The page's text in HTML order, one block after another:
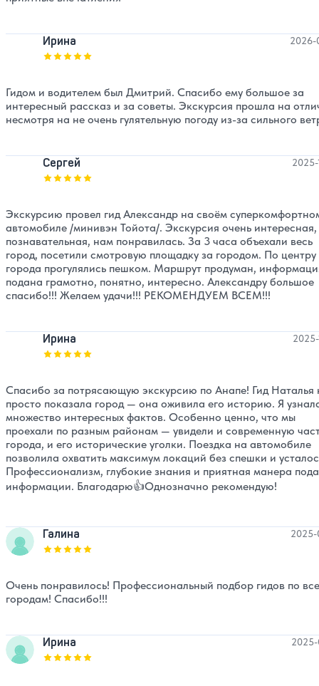
Ирина
Оценка, количество звезд:
2026-
Гидом и водителем был Дмитрий. Спасибо ему большое за
интересный рассказ и за советы. Экскурсия прошла на
несмотря на не очень гулятельную погоду из-за сильного
Сергей
Оценка, количество звезд:
Экскурсию провел гид Александр на своём
автомобиле /минивэн Тойота/. Экскурсия очень интересная,
познавательная, нам понравилась. За 3 часа объехали весь
город, посетили смотровую площадку за городом. По центру
города прогулялись пешком. Маршрут продуман,
подана грамотно, понятно, интересно. Александру большое
спасибо!!! Желаем удачи!!! РЕКОМЕНДУЕМ ВСЕМ!!!
Ирина
Оценка, количество звезд:
Спасибо за потрясающую экскурсию по Анапе! Гид Наталья
просто показала город — она оживила его историю. Я
множество интересных фактов. Особенно ценно, что мы
проехали по разным районам — увидели и современную
города, и его исторические уголки. Поездка на автомобиле
позволила охватить максимум локаций без спешки и
Профессионализм, глубокие знания и приятная манера
информации. Благодарю👍Однозначно рекомендую!
Галина
Оценка, количество звезд:
2025-
Очень понравилось! Профессиональный подбор гидов по
городам! Спасибо!!!
Ирина
Оценка, количество звезд: